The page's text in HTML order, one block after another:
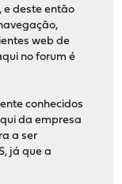
e deste então
web de
no forum é
conhecidos
da empresa
a ser
já que a